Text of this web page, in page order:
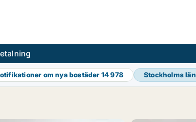
om nya bostäder 14 978 Stockholms län